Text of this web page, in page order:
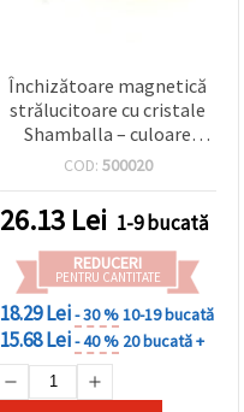
Închizătoare magnetică
strălucitoare cu cristale
Shamballa – culoare
argintiu, 1516x1011 mm,
proiecte DIY/handmade de
bijuterii elegante
COD: 500020
26.13 Lei 1-9 bucată
REDUCERI
PENTRU CANTITATE
18.29 Lei- 30 %10-19 bucată
15.68 Lei- 40 % 20 bucată +